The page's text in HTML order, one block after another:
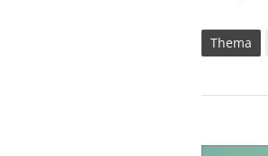
Thema